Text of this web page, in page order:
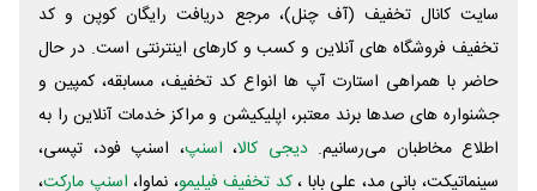
سایت کانال تخفیف (آف چنل)، مرجع دریافت رایگان کوپن و کد
تخفیف فروشگاه های آنلاین و کسب و‌ کارهای اینترنتی است. در حال
حاضر با همراهی استارت آپ ها انواع کد تخفیف، مسابقه، کمپین و
جشنواره های صدها برند معتبر، اپلیکیشن و مراکز خدمات آنلاین را به
اطلاع مخاطبان می‌رسانیم. دیجی کالا، اسنپ، اسنپ فود، تپسی،
سینماتیکت، بانی مد، علی‌ بابا ،کد تخفیف فیلیمو، نماوا، اسنپ مارکت،